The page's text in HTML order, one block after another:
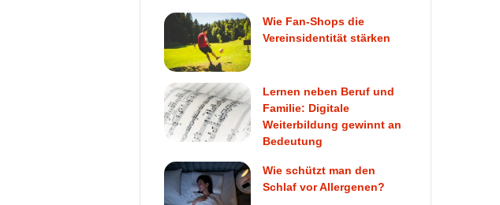
Wie Fan-Shops die
Vereinsidentität stärken
Lernen neben Beruf und
Familie: Digitale
Weiterbildung gewinnt an
Bedeutung
Wie schützt man den
Schlaf vor Allergenen?